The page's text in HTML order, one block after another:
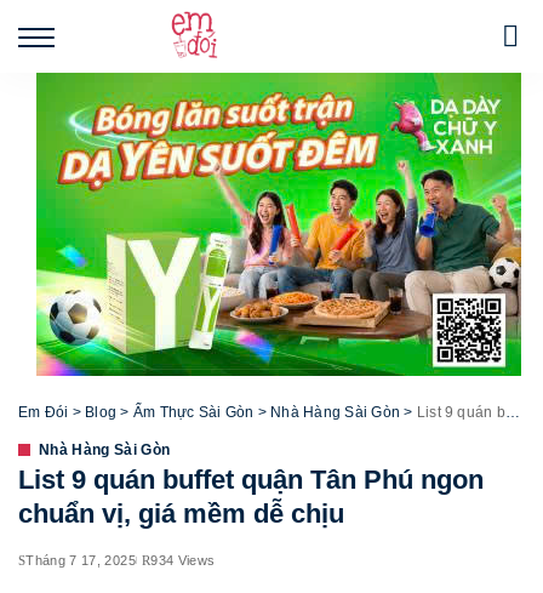
Em Đói > Blog > Ẩm Thực Sài Gòn > Nhà Hàng Sài Gòn > List 9 quán buffet quận Tân Phú ngon chuẩn vị, giá mềm dễ chịu
Nhà Hàng Sài Gòn
List 9 quán buffet quận Tân Phú ngon
chuẩn vị, giá mềm dễ chịu
Tháng 7 17, 2025 934 Views